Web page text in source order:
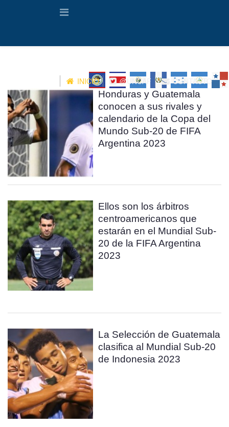
INICIO @UNCAF CONTACTO
Honduras y Guatemala
conocen a sus rivales y
calendario de la Copa del
Mundo Sub-20 de FIFA
Argentina 2023
Ellos son los árbitros
centroamericanos que
estarán en el Mundial Sub-
20 de la FIFA Argentina
2023
La Selección de Guatemala
clasifica al Mundial Sub-20
de Indonesia 2023